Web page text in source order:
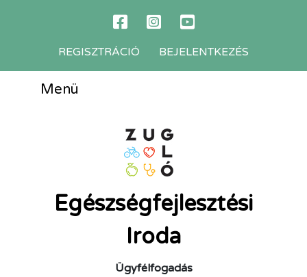
REGISZTRÁCIÓ BEJELENTKEZÉS
Menü
Egészségfejlesztési
Iroda
Ügyfélfogadás